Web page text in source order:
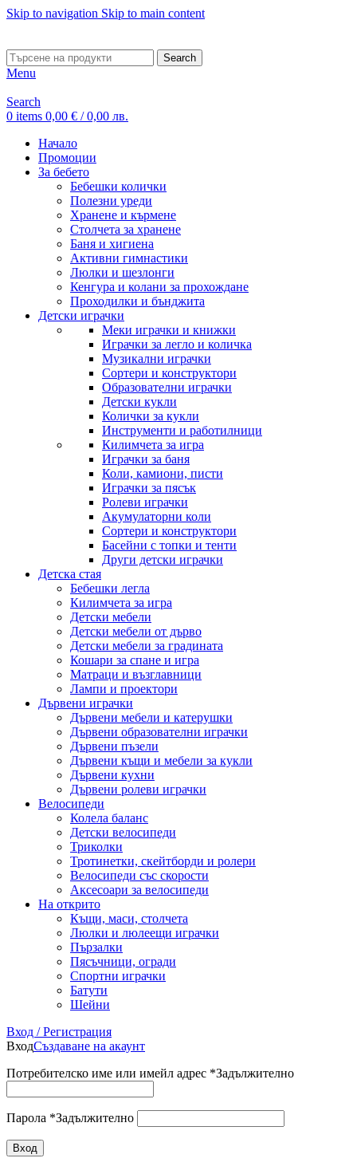
Skip to navigation Skip to main content
Search
Menu
Search
0 items 0,00 € / 0,00 лв.
Начало
Промоции
За бебето
Бебешки колички
Полезни уреди
Хранене и кърмене
Столчета за хранене
Баня и хигиена
Активни гимнастики
Люлки и шезлонги
Кенгура и колани за прохождане
Проходилки и бънджита
Детски играчки
Меки играчки и книжки
Играчки за легло и количка
Музикални играчки
Сортери и конструктори
Образователни играчки
Детски кукли
Колички за кукли
Инструменти и работилници
Килимчета за игра
Играчки за баня
Коли, камиони, писти
Играчки за пясък
Ролеви играчки
Акумулаторни коли
Сортери и конструктори
Басейни с топки и тенти
Други детски играчки
Детска стая
Бебешки легла
Килимчета за игра
Детски мебели
Детски мебели от дърво
Детски мебели за градината
Кошари за спане и игра
Матраци и възглавници
Лампи и проектори
Дървени играчки
Дървени мебели и катерушки
Дървени образователни играчки
Дървени пъзели
Дървени къщи и мебели за кукли
Дървени кухни
Дървени ролеви играчки
Велосипеди
Колела баланс
Детски велосипеди
Триколки
Тротинетки, скейтборди и ролери
Велосипеди със скорости
Аксесоари за велосипеди
На открито
Къщи, маси, столчета
Люлки и люлеещи играчки
Пързалки
Пясъчници, огради
Спортни играчки
Батути
Шейни
Вход / Регистрация
ВходСъздаване на акаунт
Потребителско име или имейл адрес *Задължително
Парола *Задължително
Вход